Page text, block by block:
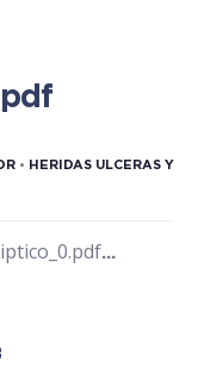
• HERIDAS ULCERAS Y
...